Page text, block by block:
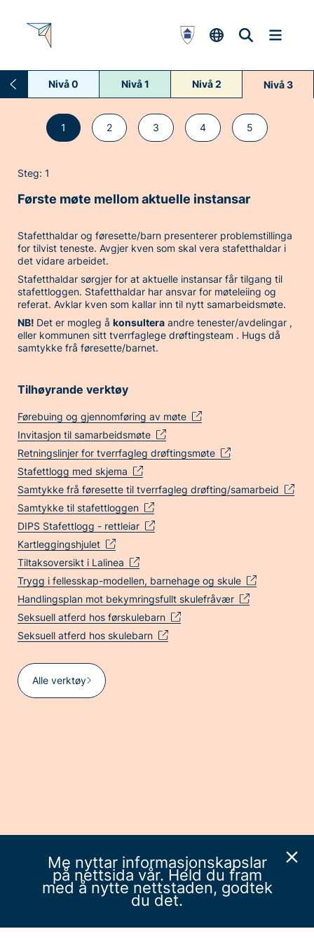
Nivå 0 Nivå 1 Nivå 2 Nivå 3
1 2 3 4 5
Steg: 1
Første møte mellom aktuelle instansar
Stafetthaldar og føresette/barn presenterer problemstillinga
for tilvist teneste. Avgjer kven som skal vera stafetthaldar i
det vidare arbeidet.
Stafetthaldar sørgjer for at aktuelle instansar får tilgang til
stafettloggen. Stafetthaldar har ansvar for møteleiing og
referat. Avklar kven som kallar inn til nytt samarbeidsmøte.
NB! Det er mogleg å konsulteraandre tenester/avdelingar ,
eller kommunen sitt tverrfaglege drøftingsteam . Hugs då
samtykke frå føresette/barnet.
Tilhøyrande verktøy
Førebuing og gjennomføring av møte
Invitasjon til samarbeidsmøte
Retningslinjer for tverrfagleg drøftingsmøte
Stafettlogg med skjema
Samtykke frå føresette til tverrfagleg drøfting/samarbeid
Samtykke til stafettloggen
DIPS Stafettlogg - rettleiar
Kartleggingshjulet
Tiltaksoversikt i Lalinea
Trygg i fellesskap-modellen, barnehage og skule
Handlingsplan mot bekymringsfullt skulefråvær
Seksuell atferd hos førskulebarn
Seksuell atferd hos skulebarn
Alle verktøy
Me nyttar informasjonskapslar
på nettsida vår. Held du fram
med å nytte nettstaden, godtek
du det.